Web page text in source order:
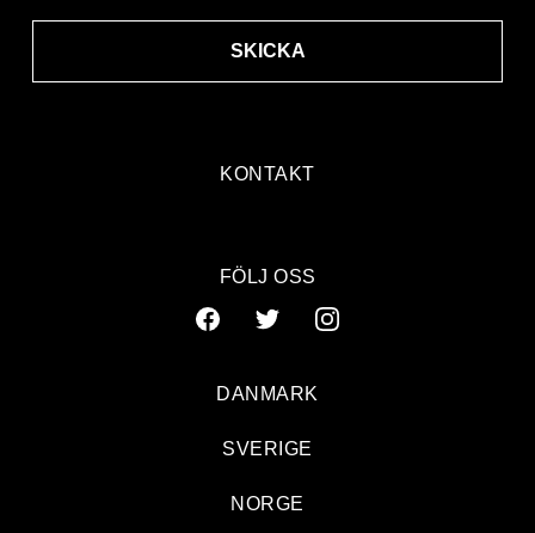
KONTAKT
SKICKA
FÖLJ OSS
DANMARK
SVERIGE
NORGE